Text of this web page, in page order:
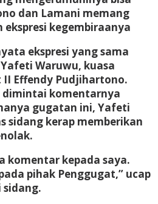
dan Lamani memang
kegembiraanya
ekspresi yang sama
Waruwu, kuasa
Effendy Pudjihartono.
komentarnya
gugatan ini, Yafeti
sidang kerap memberikan
komentar kepada saya.
pihak Penggugat,” ucap
sidang.